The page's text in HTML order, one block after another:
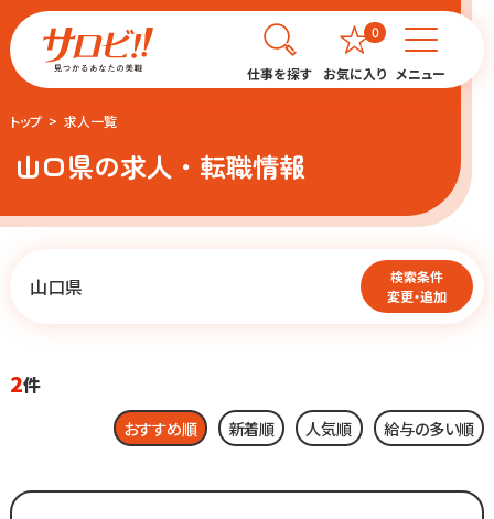
仕事を探す お気に入り
0
メニュー
トップ 求人一覧
山口県の求人・転職情報
山口県
検索条件
変更・追加
2件
おすすめ順 新着順 人気順 給与の多い順